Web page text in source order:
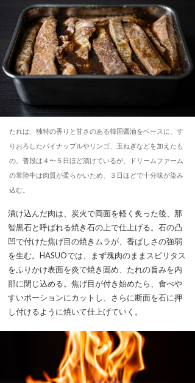
たれは、独特の香りと甘さのある韓国醤油をベースに、す
りおろしたパイナップルやリンゴ、玉ねぎなどを加えたも
の。普段は４〜５日ほど漬けているが、ドリームファーム
の常陸牛は肉質が柔らかいため、３日ほどで十分味が染み
込む。
漬け込んだ肉は、炭火で両面を軽く炙った後、那
智黒石と呼ばれる焼き石の上で仕上げる。石の凸
凹で付けた焦げ目の焼きムラが、香ばしさの強弱
を生む。HASUOでは、まず塊肉のままスピリタス
をふりかけ表面を炎で焼き固め、たれの旨みを内
部に閉じ込める。焦げ目が付き始めたら、食べや
すいポーションにカットし、さらに断面を石に押
し付けるように焼いて仕上げていく。